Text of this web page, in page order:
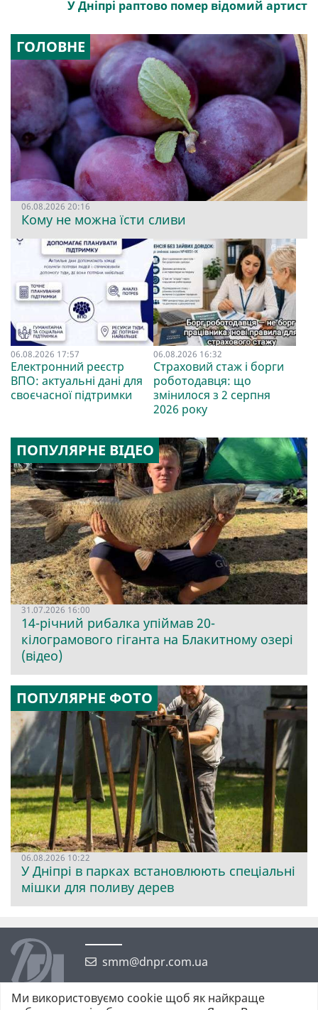
У Дніпрі раптово помер відомий артист
ГОЛОВНЕ
06.08.2026 20:16
Кому не можна їсти сливи
06.08.2026 17:57
Електронний реєстр
ВПО: актуальні дані для
своєчасної підтримки
06.08.2026 16:32
Страховий стаж і борги
роботодавця: що
змінилося з 2 серпня
2026 року
ПОПУЛЯРНЕ ВІДЕО
31.07.2026 16:00
14-річний рибалка упіймав 20-
кілограмового гіганта на Блакитному озері
(відео)
ПОПУЛЯРНЕ ФОТО
06.08.2026 10:22
У Дніпрі в парках встановлюють спеціальні
мішки для поливу дерев
smm@dnpr.com.ua
Ми використовуємо cookie щоб як найкраще